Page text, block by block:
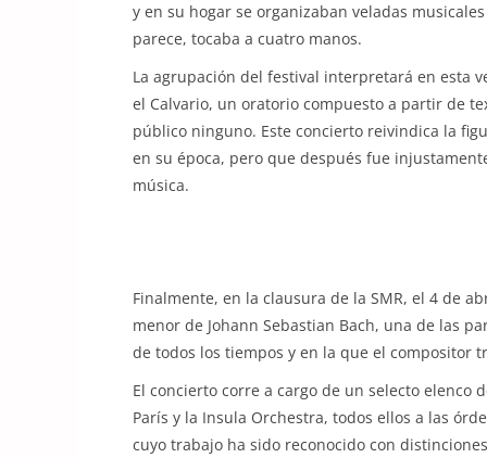
y en su hogar se organizaban veladas
parece, tocaba a cuatro manos.
La agrupación del festival interpretará en esta
el Calvario, un oratorio compuesto a partir de
público ninguno. Este concierto reivindica la
en su época, pero que después fue
música.
Finalmente, en la clausura de la SMR, el 4 de
menor de Johann Sebastian Bach, una de las
de todos los tiempos y en la que el compositor
El concierto corre a cargo de un selecto elenco
París y la Insula Orchestra, todos ellos a las
cuyo trabajo ha sido reconocido con